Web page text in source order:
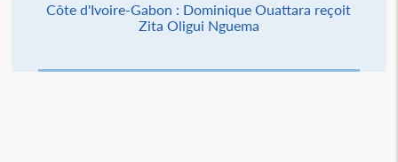
Côte d'Ivoire-Gabon : Dominique Ouattara reçoit
Zita Oligui Nguema